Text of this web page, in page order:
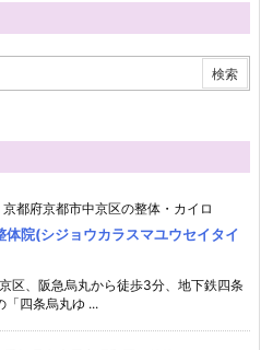
京都府京都市中京区の整体・カイロ
体院(シジョウカラスマユウセイタイ
区、阪急烏丸から徒歩3分、地下鉄四条
「四条烏丸ゆ ...